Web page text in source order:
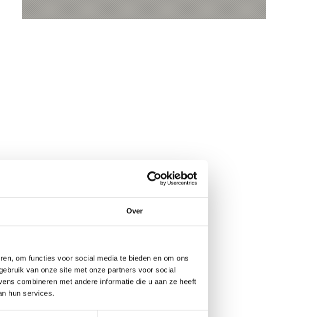
Over
om functies voor social media te bieden en om ons
van onze site met onze partners voor social
combineren met andere informatie die u aan ze heeft
hun services.